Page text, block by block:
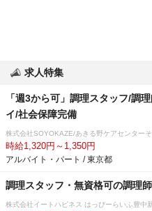
求人特集
「週3から可」調理スタッフ/調
イ/社会保障完備
株式会社SOYOKAZE/あきる野ケアセンターそ
時給1,320円～1,350円
アルバイト・パート / 東京都
調理スタッフ・無資格可の調理
株式会社イートハピネス はっぴーらいふ豊中